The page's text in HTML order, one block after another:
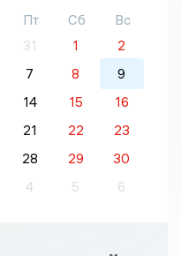
Пт Сб
Вс
31 1
2
7 8
9
14 15
16
21 22
23
28 29
30
4 5 6